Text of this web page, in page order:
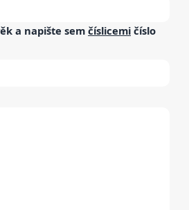
a napište sem číslicemi číslo